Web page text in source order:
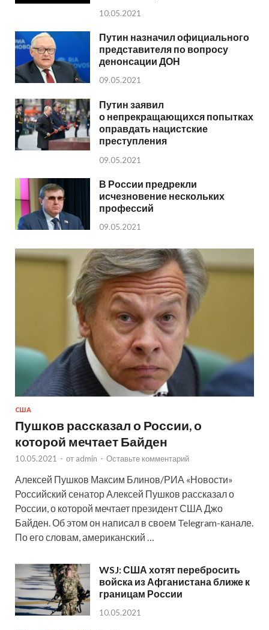
10.05.2021
Путин назначил официального
представителя по вопросу
денонсации ДОН
09.05.2021
Путин заявил
о непрекращающихся попытках
оправдать нацистские
преступления
09.05.2021
В России предрекли
исчезновение нескольких
профессий
09.05.2021
США
Пушков рассказал о России, о
которой мечтает Байден
10.05.2021 - от admin - Оставьте комментарий
Алексей Пушков Максим Блинов/РИА «Новости»
Российский сенатор Алексей Пушков рассказал о
России, о которой мечтает президент США Джо
Байден. Об этом он написал в своем Telegram-канале.
По его словам, американский …
WSJ: США хотят перебросить
войска из Афганистана ближе к
границам России
10.05.2021